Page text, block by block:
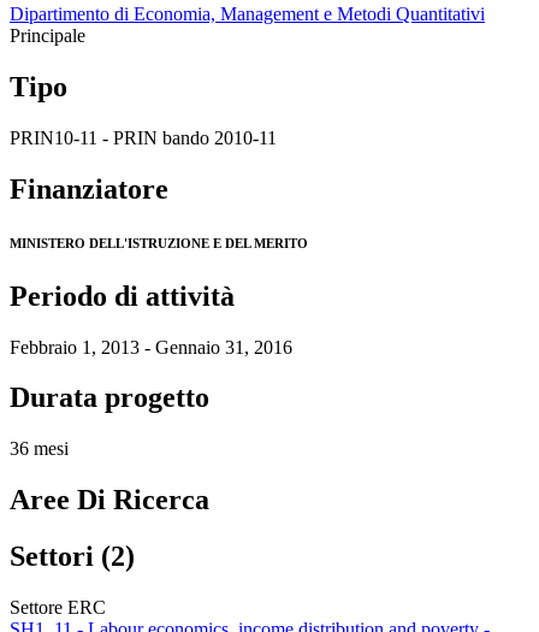
Dipartimento di Economia, Management e Metodi Quantitativi
Principale
Tipo
PRIN10-11 - PRIN bando 2010-11
Finanziatore
MINISTERO DELL'ISTRUZIONE E DEL MERITO
Periodo di attività
Febbraio 1, 2013 - Gennaio 31, 2016
Durata progetto
36 mesi
Aree Di Ricerca
Settori (2)
Settore ERC